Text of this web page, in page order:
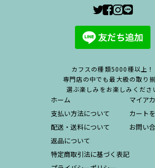
カフスの種類5000種以上！
専門店の中でも最大級の取り
選ぶ楽しみをお楽しみくださ
ホーム
支払い方法について
配送・送料について
返品について
特定商取引法に基づく表記
マイア
カート
お問い